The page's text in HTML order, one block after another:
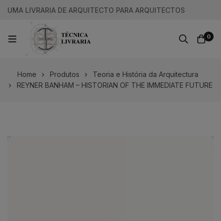
UMA LIVRARIA DE ARQUITECTO PARA ARQUITECTOS
0
Home Produtos
Teoria e História da Arquitectura
REYNER BANHAM – HISTORIAN OF THE IMMEDIATE FUTURE